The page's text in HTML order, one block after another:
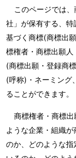
このページでは
社」が保有する、特
基づく商標(商標出
標権者・商標出願
(商標出願・登録商
(呼称)・ネーミング
ることができます。
商標権者・商標
ような企業・組織
のか、どのような